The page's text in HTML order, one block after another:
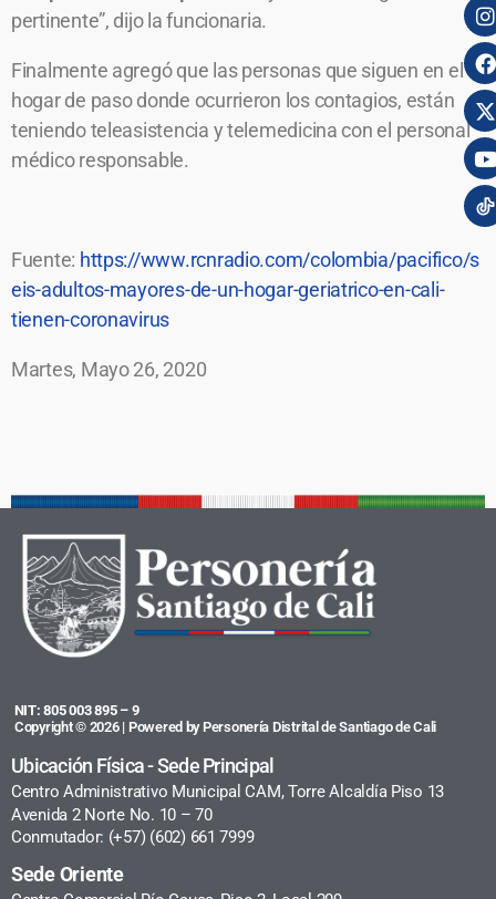
pertinente”, dijo la funcionaria.
Finalmente agregó que las personas que siguen en el
hogar de paso donde ocurrieron los contagios, están
teniendo teleasistencia y telemedicina con el personal
médico responsable.
Fuente: https://www.rcnradio.com/colombia/pacifico/s
eis-adultos-mayores-de-un-hogar-geriatrico-en-cali-
tienen-coronavirus
Martes, Mayo 26, 2020
NIT: 805 003 895 – 9
Copyright © 2026 | Powered by Personería Distrital de Santiago de Cali
Ubicación Física - Sede Principal
Centro Administrativo Municipal CAM, Torre Alcaldía Piso 13
Avenida 2 Norte No. 10 – 70
Conmutador: (+57) (602) 661 7999
Sede Oriente